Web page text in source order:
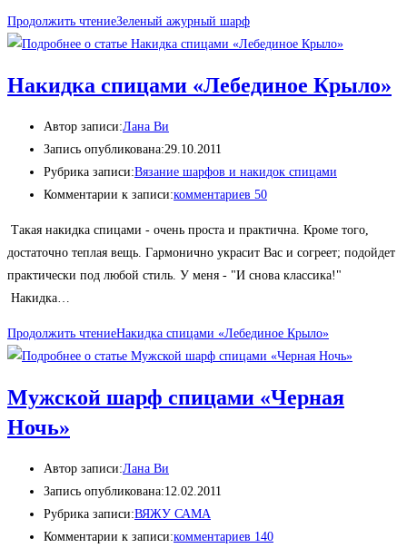
Продолжить чтениеЗеленый ажурный шарф
Накидка спицами «Лебединое Крыло»
Автор записи:Лана Ви
Запись опубликована:29.10.2011
Рубрика записи:Вязание шарфов и накидок спицами
Комментарии к записи:комментариев 50
Такая накидка спицами - очень проста и практична. Кроме того,
достаточно теплая вещь. Гармонично украсит Вас и согреет; подойдет
практически под любой стиль. У меня - "И снова классика!"
Накидка…
Продолжить чтениеНакидка спицами «Лебединое Крыло»
Мужской шарф спицами «Черная
Ночь»
Автор записи:Лана Ви
Запись опубликована:12.02.2011
Рубрика записи:ВЯЖУ САМА
Комментарии к записи:комментариев 140